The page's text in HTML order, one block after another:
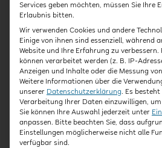
Entwicklungsgespräche
ergebnisorientiert. Es geht
Entwicklungsgespräch
Stattdessen sollen Inhalte,
die individuelle Förderung
werden.
Entwicklungsgespräche
systematischen
und deren fundierter
Services geben möchten, müssen Sie Ihre
Erlaubnis bitten.
Wir verwenden Cookies und andere
Einige von ihnen sind essenziell, während
Website und Ihre Erfahrung zu verbessern.
können verarbeitet werden (z. B. IP-
Anzeigen und Inhalte oder die Messung
Weitere Informationen über die
unserer Datenschutzerklärung. Es
Verarbeitung Ihrer Daten einzuwilligen,
Sie können Ihre Auswahl jederzeit unter
anpassen. Bitte beachten Sie, dass
Einstellungen möglicherweise nicht alle
verfügbar sind.